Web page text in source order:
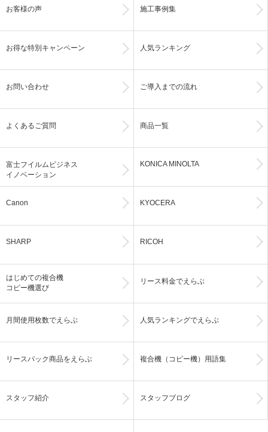
お客様の声 施工事例集
お得な特別キャンペーン 人気ランキング
お問い合わせ ご導入までの流れ
よくあるご質問 商品一覧
富士フイルムビジネス
イノベーション
KONICA MINOLTA
Canon KYOCERA
SHARP RICOH
はじめての複合機
コピー機選び
リース料金でえらぶ
月間使用枚数でえらぶ 人気ランキングでえらぶ
リースパック商品をえらぶ 複合機（コピー機）用語集
スタッフ紹介 スタッフブログ